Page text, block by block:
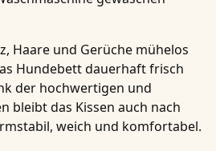
Haare und Gerüche mühelos
Hundebett dauerhaft frisch
der hochwertigen und
bleibt das Kissen auch nach
weich und komfortabel.